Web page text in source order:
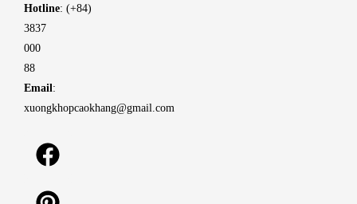
Hotline: (+84)
3837
000
88
Email :
xuongkhopcaokhang@gmail.com